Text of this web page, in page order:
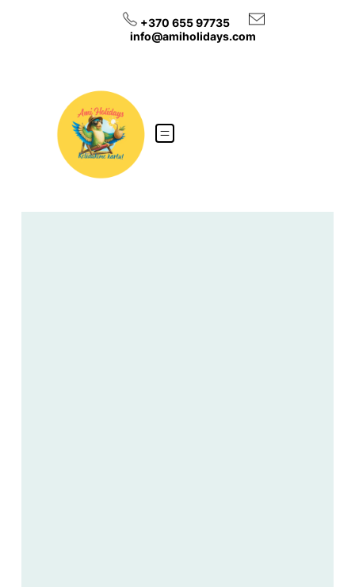
+370 655 97735
info@amiholidays.com